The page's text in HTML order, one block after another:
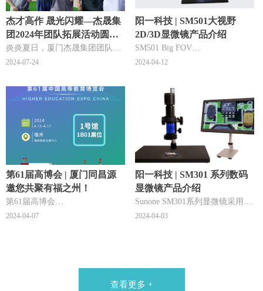
查看更多 +
杰才高作 晟光闪耀—杰晟集
团2024年团队拓展活动圆满
落幕
炎炎夏日，厦门杰晟集团团队齐
聚海沧雷公山，共赴一场自然之
在欢声笑语中，开启一场竞逐，
凝聚团队力。在团队比拼中每人
都能展现自己的光彩，与队友并
肩作战，完成比赛。让我们一起
回顾下此次团建的精彩瞬间，记
录美好时刻！
2024-07-24
阳一科技 | SM501大视野
2D/3D显微镜产品介绍
SM501 Big FOV
2D/3D Microscope
2024-04-12
第61届高博会 | 厦门同昌源
邀您共聚有福之州！
第61届高博会
厦门同昌源电子将携多款
期待与您共聚有福之州
2024-04-07
阳一科技 | SM301 系列数码
显微镜产品介绍
Sunone SM301系列显微镜采用平
行光路设计方案，整体分为五大
2024-04-03